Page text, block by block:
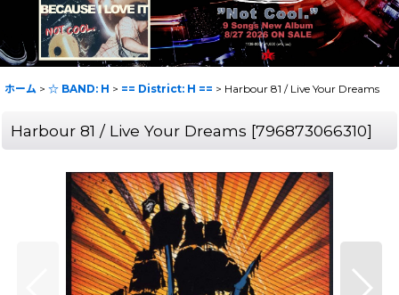
ホーム > ☆ BAND: H > == District: H == > Harbour 81 / Live Your Dreams
Harbour 81 / Live Your Dreams [796873066310]